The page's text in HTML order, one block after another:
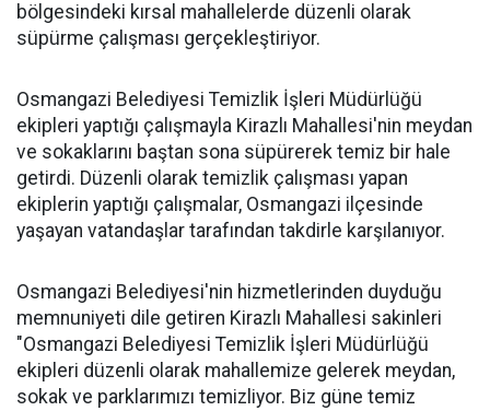
bölgesindeki kırsal mahallelerde düzenli olarak
süpürme çalışması gerçekleştiriyor.
Osmangazi Belediyesi Temizlik İşleri Müdürlüğü
ekipleri yaptığı çalışmayla Kirazlı Mahallesi'nin meydan
ve sokaklarını baştan sona süpürerek temiz bir hale
getirdi. Düzenli olarak temizlik çalışması yapan
ekiplerin yaptığı çalışmalar, Osmangazi ilçesinde
yaşayan vatandaşlar tarafından takdirle karşılanıyor.
Osmangazi Belediyesi'nin hizmetlerinden duyduğu
memnuniyeti dile getiren Kirazlı Mahallesi sakinleri
"Osmangazi Belediyesi Temizlik İşleri Müdürlüğü
ekipleri düzenli olarak mahallemize gelerek meydan,
sokak ve parklarımızı temizliyor. Biz güne temiz